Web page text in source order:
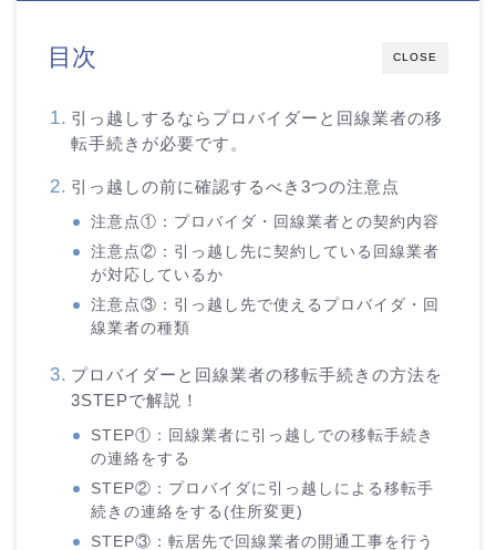
CLOSE
目次
引っ越しするならプロバイダーと回線業者の移
転手続きが必要です。
引っ越しの前に確認するべき3つの注意点
注意点①：プロバイダ・回線業者との契約内容
注意点②：引っ越し先に契約している回線業者
が対応しているか
注意点③：引っ越し先で使えるプロバイダ・回
線業者の種類
プロバイダーと回線業者の移転手続きの方法を
3STEPで解説！
STEP①：回線業者に引っ越しでの移転手続き
の連絡をする
STEP②：プロバイダに引っ越しによる移転手
続きの連絡をする(住所変更)
STEP③：転居先で回線業者の開通工事を行う